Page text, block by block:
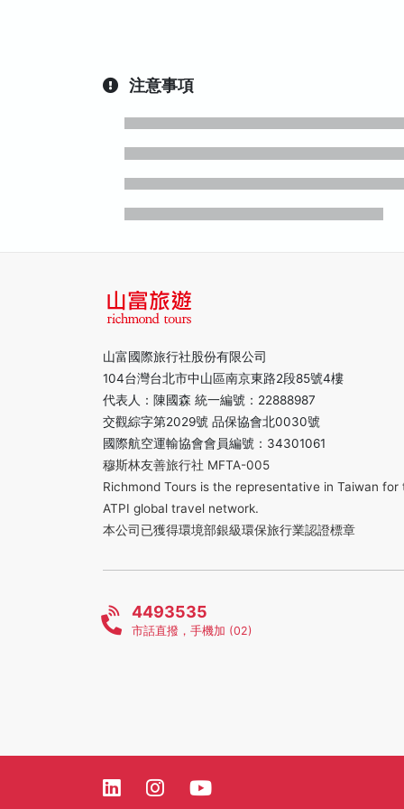
注意事項
山富國際旅行社股份有限公司
104台灣台北市中山區南京東路2段85號4樓
代表人：陳國森 統一編號：22888987
交觀綜字第2029號 品保協會北0030號
國際航空運輸協會會員編號：34301061
穆斯林友善旅行社 MFTA-005
Richmond Tours is the representative in Taiwan for
ATPI global travel network.
本公司已獲得環境部銀級環保旅行業認證標章
4493535
市話直撥，手機加 (02)